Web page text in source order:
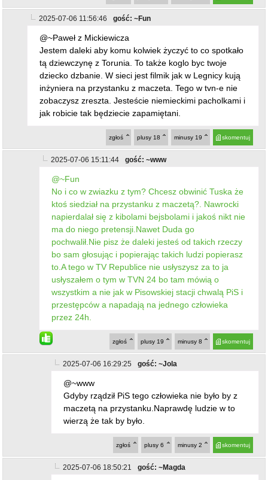
2025-07-06 11:56:46 gość: ~Fun
@~Paweł z Mickiewicza
Jestem daleki aby komu kolwiek życzyć to co spotkało
tą dziewczynę z Torunia. To także koglo byc twoje
dziecko dzbanie. W sieci jest filmik jak w Legnicy kują
inżyniera na przystanku z maczeta. Tego w tvn-e nie
zobaczysz zreszta. Jesteście niemieckimi pacholkami i
jak robicie tak będziecie zapamiętani.
skomentuj
minusy 19
plusy 18
zgłoś
2025-07-06 15:11:44 gość: ~www
@~Fun
No i co w zwiazku z tym? Chcesz obwinić Tuska że
ktoś siedział na przystanku z maczetą?. Nawrocki
napierdalał się z kibolami bejsbolami i jakoś nikt nie
ma do niego pretensji.Nawet Duda go
pochwalił.Nie pisz że daleki jesteś od takich rzeczy
bo sam głosując i popierając takich ludzi popierasz
to.A tego w TV Republice nie usłyszysz za to ja
usłyszałem o tym w TVN 24 bo tam mówią o
wszystkim a nie jak w Pisowskiej stacji chwalą PiS i
przestępców a napadają na jednego człowieka
przez 24h.
skomentuj
minusy 8
plusy 19
zgłoś
2025-07-06 16:29:25 gość: ~Jola
@~www
Gdyby rządził PiS tego człowieka nie było by z
maczetą na przystanku.Naprawdę ludzie w to
wierzą że tak by było.
skomentuj
minusy 2
plusy 6
zgłoś
2025-07-06 18:50:21 gość: ~Magda